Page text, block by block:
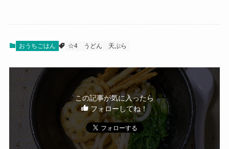
おうちごはん ☆4 うどん 天ぷら
この記事が気に入ったら
フォローしてね！